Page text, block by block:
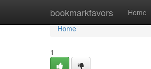
bookmarkfavors Home
Home
Home
1